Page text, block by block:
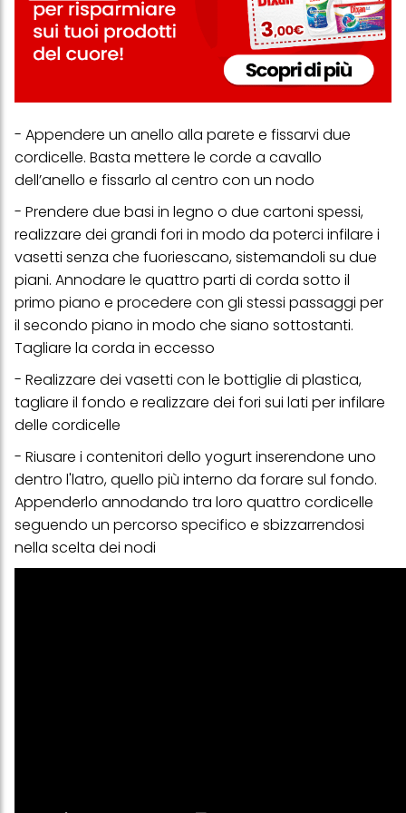
- Appendere un anello alla parete e fissarvi due
cordicelle. Basta mettere le corde a cavallo
dell’anello e fissarlo al centro con un nodo
- Prendere due basi in legno o due cartoni spessi,
realizzare dei grandi fori in modo da poterci infilare i
vasetti senza che fuoriescano, sistemandoli su due
piani. Annodare le quattro parti di corda sotto il
primo piano e procedere con gli stessi passaggi per
il secondo piano in modo che siano sottostanti.
Tagliare la corda in eccesso
- Realizzare dei vasetti con le bottiglie di plastica,
tagliare il fondo e realizzare dei fori sui lati per infilare
delle cordicelle
- Riusare i contenitori dello yogurt inserendone uno
dentro l'latro, quello più interno da forare sul fondo.
Appenderlo annodando tra loro quattro cordicelle
seguendo un percorso specifico e sbizzarrendosi
nella scelta dei nodi
web e altri media (di terzi) tramite i dispositivi assegnati a te o
alla tua famiglia, nonché per misurare e ottimizzare il successo
delle campagne pubblicitarie.
Puoi trovare maggiori informazioni sul trattamento dei tuoi dati
nella nostra Informativa sulla protezione dei dati collegata nel piè
di pagina (Sezione "Cookie, Pixel, Impronte digitali e tecnologie
effetto per il futuro disabilitando i cookie sul nostro sito web nella
sezione "Impostazioni cookie" collegata nel piè di pagina. Per
ulteriori informazioni sui cookie utilizzati su questo sito Web, in
particolare sul loro periodo di conservazione, consultare le
clic su "modifica" di seguito".
Se fai clic su "Modifica" potrai trovare maggiori informazioni sul
trattamento dei tuoi dati / sull'uso dei cookie e consentirli per uno o
acconsenti all'uso dei cookie e al trattamento dei tuoi dati
personali per tutte le finalità sopra indicate. Se fai clic su "Rifiuta",
verranno utilizzati solo i cookie tecnicamente necessari per fornirti
questo sito web.